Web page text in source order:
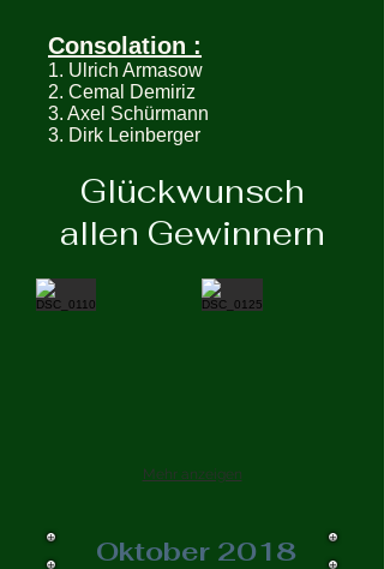
Consolation :
1. Ulrich Armasow
2. Cemal Demiriz
3. Axel Schürmann
3. Dirk Leinberger
Glückwunsch
allen Gewinnern
Mehr anzeigen
Oktober 2018